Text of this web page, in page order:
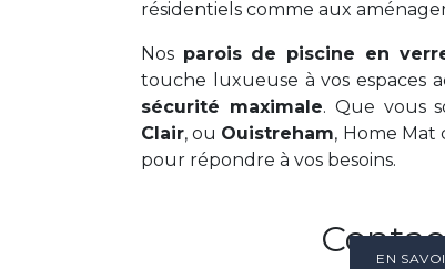
résidentiels comme aux
Nos parois de piscine en
touche luxueuse à vos espaces
sécurité maximale. Que vous
Clair, ou Ouistreham, Home Mat
pour répondre à vos besoins.
EN